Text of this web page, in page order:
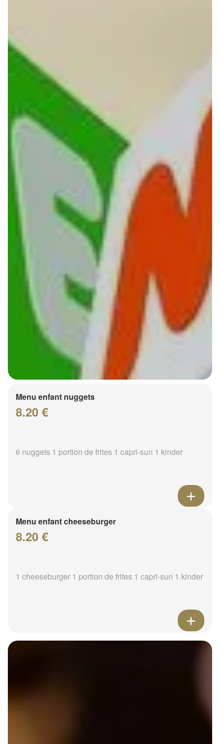
Menu enfant nuggets
8.20 €
6 nuggets 1 portion de frites 1 capri-sun 1 kinder
Menu enfant cheeseburger
8.20 €
1 cheeseburger 1 portion de frites 1 capri-sun 1 kinder